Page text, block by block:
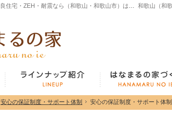
安心の保証制度・サポート体制 安心の保証制度・サポート体制
注文住宅・高気密高断熱・長期優良住宅・ZEH・耐震なら（和歌山・和歌山市）はなまるの家、白木工務店へ。モデルハウスも見学できます！
安心の保証制度・サポート体制 安心の保証制度・サポート体制